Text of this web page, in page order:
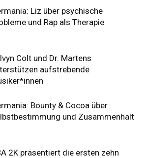
Liz über psychische
und Rap als Therapie
Colt und Dr. Martens
aufstrebende
Bounty & Cocoa über
und Zusammenhalt
2K präsentiert die ersten zehn